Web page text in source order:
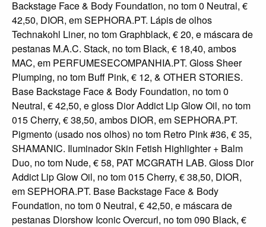
Backstage Face & Body Foundation, no tom 0 Neutral, €
42,50, DIOR, em SEPHORA.PT. Lápis de olhos
Technakohl Liner, no tom Graphblack, € 20, e máscara de
pestanas M.A.C. Stack, no tom Black, € 18,40, ambos
MAC, em PERFUMESECOMPANHIA.PT. Gloss Sheer
Plumping, no tom Buff Pink, € 12, & OTHER STORIES.
Base Backstage Face & Body Foundation, no tom 0
Neutral, € 42,50, e gloss Dior Addict Lip Glow Oil, no tom
015 Cherry, € 38,50, ambos DIOR, em SEPHORA.PT.
Pigmento (usado nos olhos) no tom Retro Pink #36, € 35,
SHAMANIC. Iluminador Skin Fetish Highlighter + Balm
Duo, no tom Nude, € 58, PAT MCGRATH LAB. Gloss Dior
Addict Lip Glow Oil, no tom 015 Cherry, € 38,50, DIOR,
em SEPHORA.PT. Base Backstage Face & Body
Foundation, no tom 0 Neutral, € 42,50, e máscara de
pestanas Diorshow Iconic Overcurl, no tom 090 Black, €